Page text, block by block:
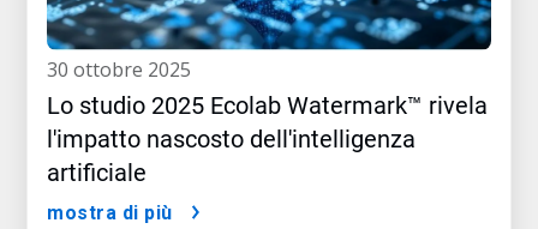
30 ottobre 2025
Lo studio 2025 Ecolab Watermark™ rivela
l'impatto nascosto dell'intelligenza
artificiale
mostra di più